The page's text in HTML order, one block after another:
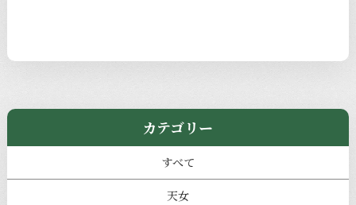
カテゴリー
すべて
天女